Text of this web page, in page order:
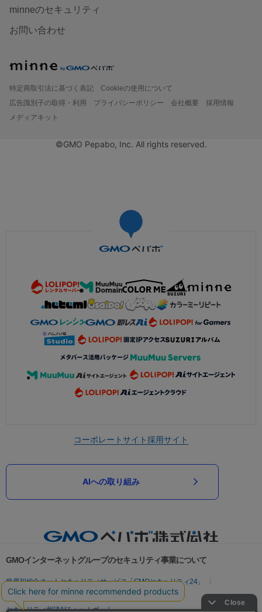
minneのセキュリティ
お問い合わせ
特定商取引法に基づく表記
Cookieの使用について
広告識別子の取得・利用
プライバシーポリシー 会社概要
採用情報
メディアキット
©GMO Pepabo, Inc. All rights reserved.
コーポレートサイト採用サイト
AIへの取り組み
GMOインターネットグループのセキュリティ事業について
世界初総合ネットセキュリティサービス「GMOセキュリティ24」
パスワード漏洩診断
Webサイトリスク診断
セキュリティ相談AIチャットボット